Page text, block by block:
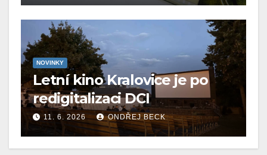
NOVINKY
Letní kino Kralovice je po
redigitalizaci DCI
11. 6. 2026 ONDŘEJ BECK